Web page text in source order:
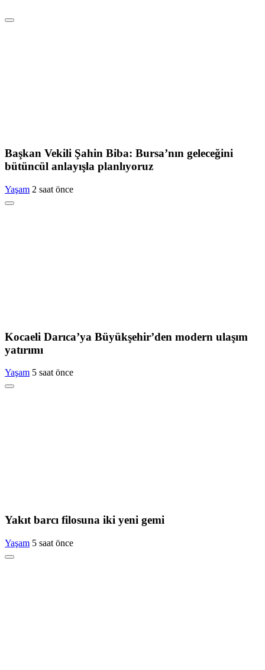
Başkan Vekili Şahin Biba: Bursa’nın geleceğini
bütüncül anlayışla planlıyoruz
Yaşam 2 saat önce
Kocaeli Darıca’ya Büyükşehir’den modern ulaşım
yatırımı
Yaşam 5 saat önce
Yakıt barcı filosuna iki yeni gemi
Yaşam 5 saat önce